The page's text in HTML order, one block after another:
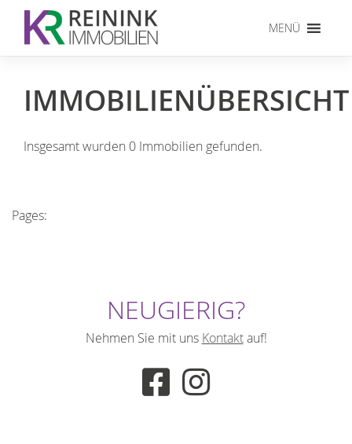
content
MENÜ
IMMOBILIENÜBERSICHT
Insgesamt wurden 0 Immobilien gefunden.
Pages:
NEUGIERIG?
Nehmen Sie mit uns Kontaktauf!